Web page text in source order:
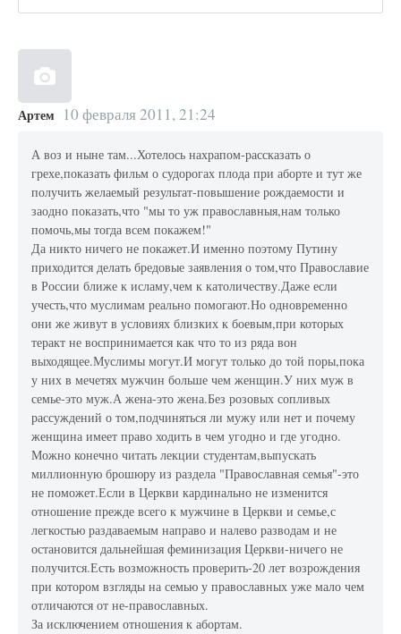
Артем 10 февраля 2011, 21:24
А воз и ныне там...Хотелось нахрапом-рассказать о
грехе,показать фильм о судорогах плода при аборте и тут же
получить желаемый результат-повышение рождаемости и
заодно показать,что "мы то уж православныя,нам только
помочь,мы тогда всем покажем!"
Да никто ничего не покажет.И именно поэтому Путину
приходится делать бредовые заявления о том,что Православие
в России ближе к исламу,чем к католичеству.Даже если
учесть,что муслимам реально помогают.Но одновременно
они же живут в условиях близких к боевым,при которых
теракт не воспринимается как что то из ряда вон
выходящее.Муслимы могут.И могут только до той поры,пока
у них в мечетях мужчин больше чем женщин.У них муж в
семье-это муж.А жена-это жена.Без розовых сопливых
рассуждений о том,подчиняться ли мужу или нет и почему
женщина имеет право ходить в чем угодно и где угодно.
Можно конечно читать лекции студентам,выпускать
миллионную брошюру из раздела "Православная семья"-это
не поможет.Если в Церкви кардинально не изменится
отношение прежде всего к мужчине в Церкви и семье,с
легкостью раздаваемым направо и налево разводам и не
остановится дальнейшая феминизация Церкви-ничего не
получится.Есть возможность проверить-20 лет возрождения
при котором взгляды на семью у православных уже мало чем
отличаются от не-православных.
За исключением отношения к абортам.